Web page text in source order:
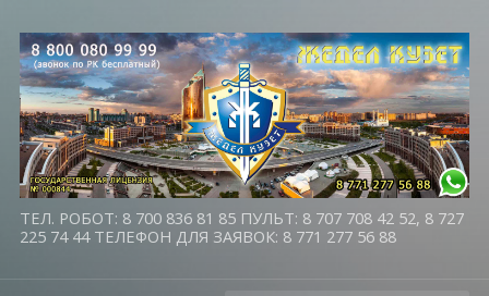
ТЕЛ. РОБОТ: 8 700 836 81 85 ПУЛЬТ: 8 707 708 42 52, 8 727
225 74 44 ТЕЛЕФОН ДЛЯ ЗАЯВОК: 8 771 277 56 88